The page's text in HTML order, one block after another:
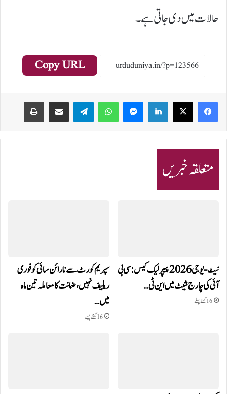
حالات میں دی جاتی ہے۔
Copy URL
LinkedIn
WhatsApp
Telegram
متعلقہ خبریں
نیٹ-یو جی 2026 پیپر لیک کیس: سی بی
آئی کی چارج شیٹ میں این ٹی…
16 گھنٹے پہلے
سپریم کورٹ سے نارائن سائی کو فوری
ریلیف نہیں، ضمانت کا معاملہ تین ماہ
میں…
16 گھنٹے پہلے